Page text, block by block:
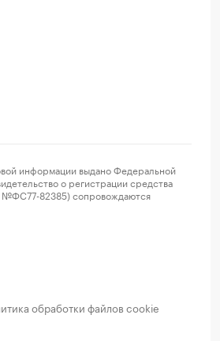
информации выдано Федеральной
о регистрации средства
№ФС77-82385) сопровождаются
обработки файлов cookie